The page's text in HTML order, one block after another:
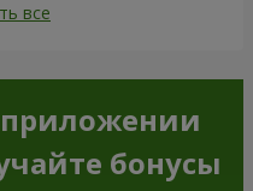
все
бонусы